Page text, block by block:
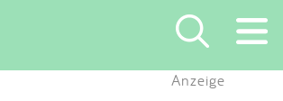
×
Anzeige